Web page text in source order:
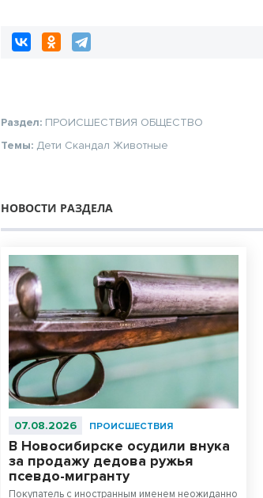
Раздел: ПРОИСШЕСТВИЯ ОБЩЕСТВО
Темы: Дети Скандал Животные
НОВОСТИ РАЗДЕЛА
07.08.2026 ПРОИСШЕСТВИЯ
В Новосибирске осудили внука
за продажу дедова ружья
псевдо-мигранту
Покупатель с иностранным именем неожиданно